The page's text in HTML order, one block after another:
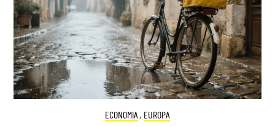
ECONOMIA , EUROPA